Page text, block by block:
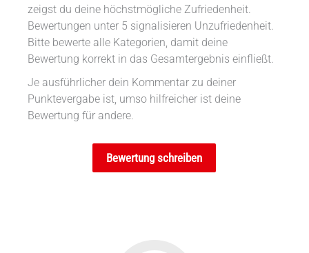
zeigst du deine höchstmögliche Zufriedenheit.
Bewertungen unter 5 signalisieren Unzufriedenheit.
Bitte bewerte alle Kategorien, damit deine
Bewertung korrekt in das Gesamtergebnis einfließt.
Je ausführlicher dein Kommentar zu deiner
Punktevergabe ist, umso hilfreicher ist deine
Bewertung für andere.
Bewertung schreiben